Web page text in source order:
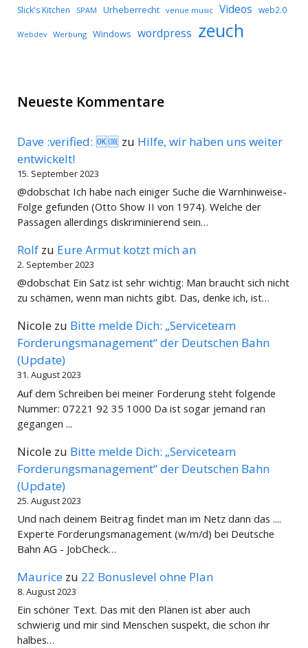
Slick's Kitchen SPAM Urheberrecht venue music Videos web2.0
Webdev Werbung Windows wordpress zeuch
Neueste Kommentare
Dave :verified: 🆗🆒 zu Hilfe, wir haben uns weiter
entwickelt!
15. September 2023
@dobschat Ich habe nach einiger Suche die Warnhinweise-
Folge gefunden (Otto Show II von 1974). Welche der
Passagen allerdings diskriminierend sein…
Rolf zu Eure Armut kotzt mich an
2. September 2023
@dobschat Ein Satz ist sehr wichtig: Man braucht sich nicht
zu schämen, wenn man nichts gibt. Das, denke ich, ist…
Nicole zu Bitte melde Dich: „Serviceteam
Forderungsmanagement“ der Deutschen Bahn
(Update)
31. August 2023
Auf dem Schreiben bei meiner Forderung steht folgende
Nummer: 07221 92 35 1000 Da ist sogar jemand ran
gegangen ...
Nicole zu Bitte melde Dich: „Serviceteam
Forderungsmanagement“ der Deutschen Bahn
(Update)
25. August 2023
Und nach deinem Beitrag findet man im Netz dann das ....
Experte Forderungsmanagement (w/m/d) bei Deutsche
Bahn AG - JobCheck…
Maurice zu 22 Bonuslevel ohne Plan
8. August 2023
Ein schöner Text. Das mit den Plänen ist aber auch
schwierig und mir sind Menschen suspekt, die schon ihr
halbes…